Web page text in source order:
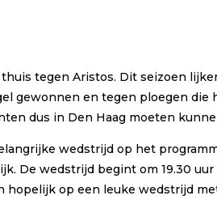
thuis tegen Aristos. Dit seizoen
gewonnen en tegen ploegen
dus in Den Haag moeten
wedstrijd op het
De wedstrijd begint om 19.30
hopelijk op een leuke wedstrijd